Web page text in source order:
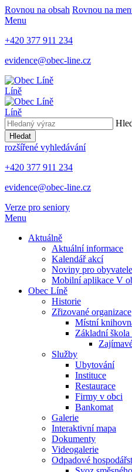
Rovnou na obsah Rovnou na
Menu
+420 377 911 234
evidence@obec-line.cz
Líně
Líně
Hledat
rozšířené vyhledávání
+420 377 911 234
evidence@obec-line.cz
Verze pro seniory
Menu
Aktuálně
Aktuální informace
Kalendář akcí
Noviny pro
Mobilní aplikace V
Obec Líně
Historie
Zřizované organizace
Místní
Základní škola
Služby
Ubytování
Instituce
Restaurace
Firmy v obci
Bankomat
Galerie
Interaktivní mapa
Dokumenty
Videogalerie
Odpadové